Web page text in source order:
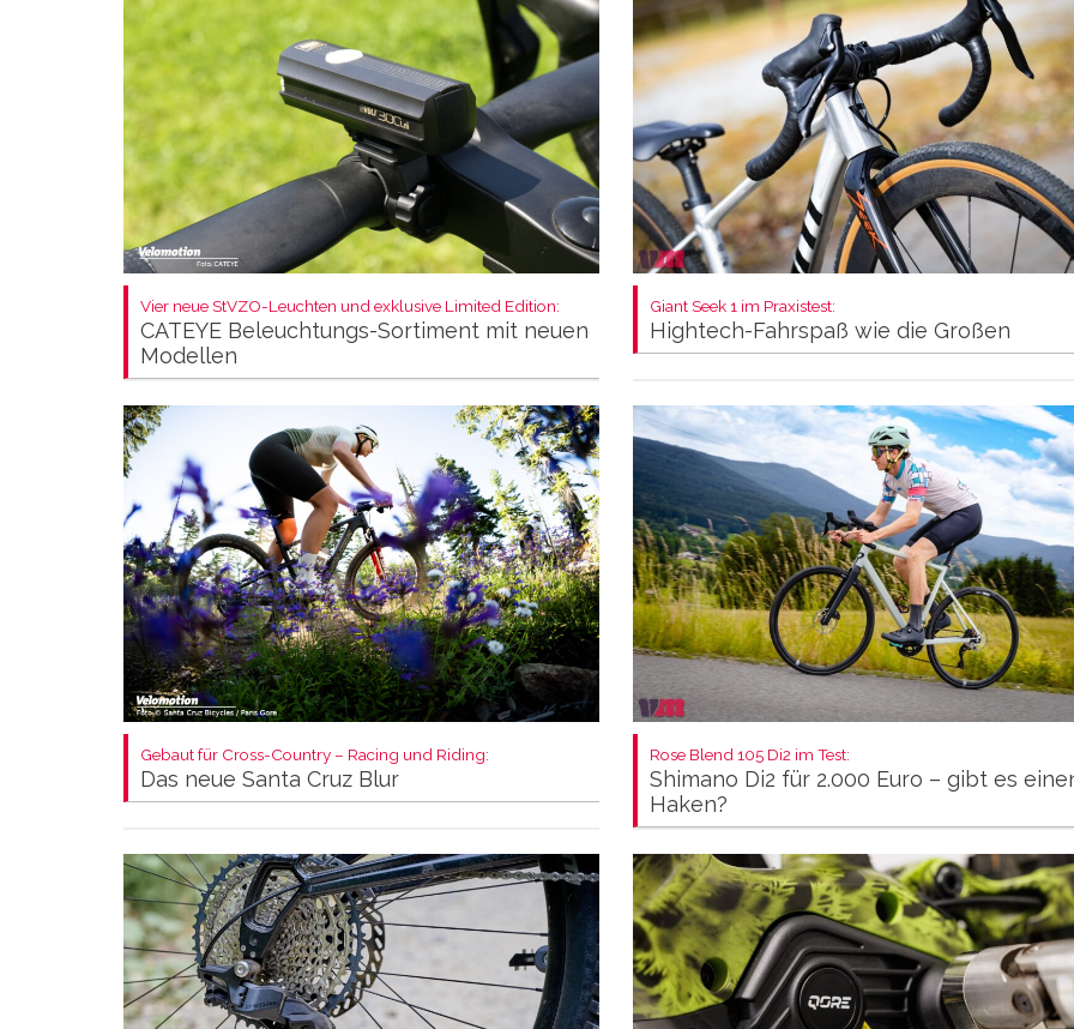
Vier neue StVZO-Leuchten und exklusive Limited Edition:
CATEYE Beleuchtungs-Sortiment mit neuen
Modellen
Giant Seek 1 im Praxistest:
Hightech-Fahrspaß wie die Großen
Gebaut für Cross-Country – Racing und Riding:
Das neue Santa Cruz Blur
Rose Blend 105 Di2 im Test:
Shimano Di2 für 2.000 Euro – gibt es
Haken?